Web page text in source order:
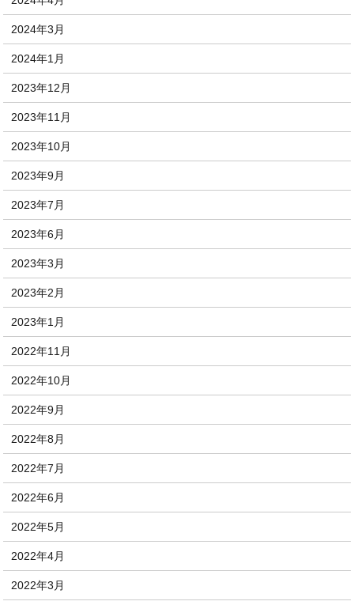
2024年3月
2024年1月
2023年12月
2023年11月
2023年10月
2023年9月
2023年7月
2023年6月
2023年3月
2023年2月
2023年1月
2022年11月
2022年10月
2022年9月
2022年8月
2022年7月
2022年6月
2022年5月
2022年4月
2022年3月